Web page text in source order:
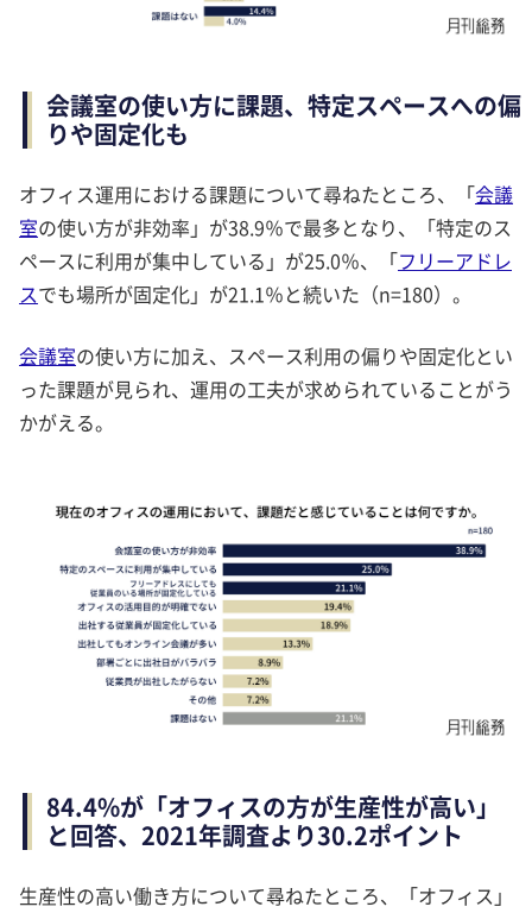
会議室の使い方に課題、特定スペースへの偏
りや固定化も
オフィス運用における課題について尋ねたところ、「会議
室の使い方が非効率」が38.9％で最多となり、「特定のス
ペースに利用が集中している」が25.0％、「フリーアドレ
スでも場所が固定化」が21.1％と続いた（n=180）。
会議室の使い方に加え、スペース利用の偏りや固定化とい
った課題が見られ、運用の工夫が求められていることがう
かがえる。
84.4%が「オフィスの方が生産性が高い」
と回答、2021年調査より30.2ポイント
生産性の高い働き方について尋ねたところ、「オフィス」